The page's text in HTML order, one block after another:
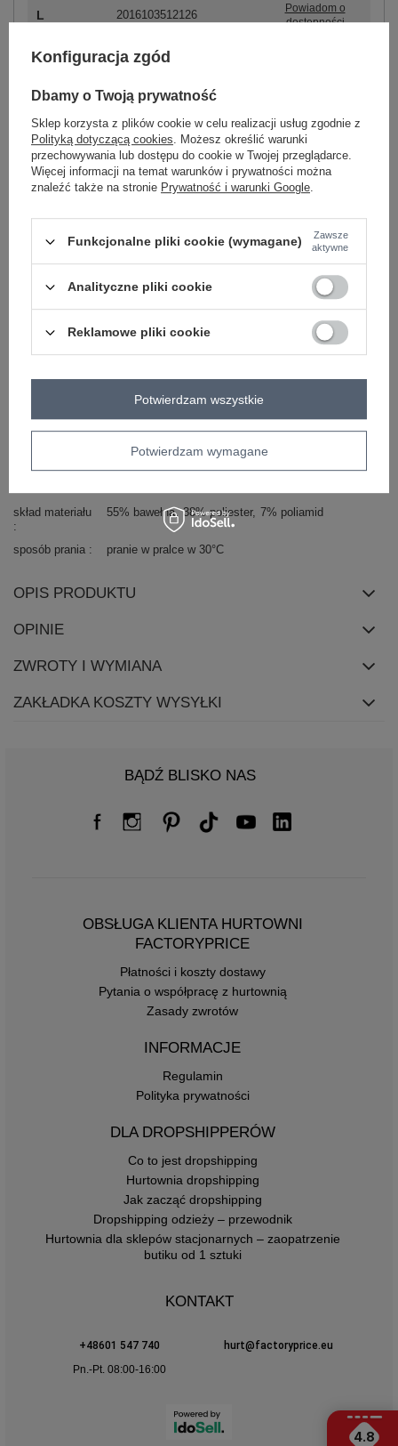
L 2016103512126
Powiadom o
dostępności
ZALOGUJ SIĘ I ZOBACZ CENĘ
Masz pytanie? Chętnie pomożemy.
Zadzwoń+48 601 547 740 Zadaj pytanie
sposób prania : pranie w pralce w 30°C
Kod produktu
EM-SD-B9327.22
casual
okazja
codzienne
do pracy
wzór
gładki
długość
midi
guziki
cechy
z paskiem z podszewką kieszenie
skład materiału 55% bawełna 38% poliester 7% poliamid
sposób prania pranie w pralce w 30°C
OPIS PRODUKTU
OPINIE
ZWROTY I WYMIANA
ZAKŁADKA KOSZTY WYSYŁKI
BĄDŹ BLISKO NAS
OBSŁUGA KLIENTA HURTOWNI
FACTORYPRICE
Płatności i koszty dostawy
Pytania o współpracę z hurtownią
Zasady zwrotów
INFORMACJE
Regulamin
Polityka prywatności
DLA DROPSHIPPERÓW
Co to jest dropshipping
Hurtownia dropshipping
Jak zacząć dropshipping
Dropshipping odzieży – przewodnik
Hurtownia dla sklepów stacjonarnych – zaopatrzenie
butiku od 1 sztuki
KONTAKT
+48601 547 740
hurt@factoryprice.eu
Pn.-Pt. 08:00-16:00
4.8
Konfiguracja zgód
Dbamy o Twoją prywatność
Sklep korzysta z plików cookie w celu realizacji usług zgodnie z
Polityką dotyczącą cookies. Możesz określić warunki
przechowywania lub dostępu do cookie w Twojej przeglądarce.
Więcej informacji na temat warunków i prywatności można
znaleźć także na stronie Prywatność i warunki Google.
Funkcjonalne pliki cookie (wymagane)
Zawsze
aktywne
Analityczne pliki cookie
Reklamowe pliki cookie
Potwierdzam wymagane
Potwierdzam wszystkie